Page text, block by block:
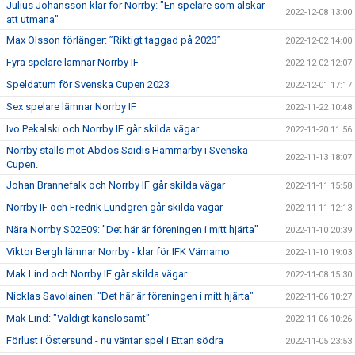
Julius Johansson klar för Norrby: "En spelare som älskar
att utmana"
2022-12-08 13:00
Max Olsson förlänger: ”Riktigt taggad på 2023” 2022-12-02 14:00
Fyra spelare lämnar Norrby IF 2022-12-02 12:07
Speldatum för Svenska Cupen 2023 2022-12-01 17:17
Sex spelare lämnar Norrby IF 2022-11-22 10:48
Ivo Pekalski och Norrby IF går skilda vägar 2022-11-20 11:56
Norrby ställs mot Abdos Saidis Hammarby i Svenska
Cupen.
2022-11-13 18:07
Johan Brannefalk och Norrby IF går skilda vägar 2022-11-11 15:58
Norrby IF och Fredrik Lundgren går skilda vägar 2022-11-11 12:13
Nära Norrby S02E09: "Det här är föreningen i mitt hjärta" 2022-11-10 20:39
Viktor Bergh lämnar Norrby - klar för IFK Värnamo 2022-11-10 19:03
Mak Lind och Norrby IF går skilda vägar 2022-11-08 15:30
Nicklas Savolainen: "Det här är föreningen i mitt hjärta" 2022-11-06 10:27
Mak Lind: "Väldigt känslosamt" 2022-11-06 10:26
Förlust i Östersund - nu väntar spel i Ettan södra 2022-11-05 23:53